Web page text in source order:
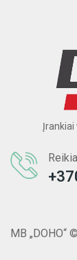
Įrankiai
MB